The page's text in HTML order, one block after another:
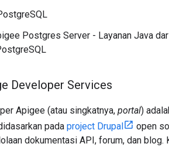
Postgres Server - Layanan Java
Developer Services
Apigee (atau singkatnya, portal)
pada project Drupal
open
dokumentasi API, forum, dan blog.